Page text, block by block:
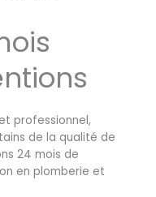
professionnel,
de la qualité de
24 mois de
en plomberie et